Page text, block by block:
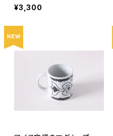
¥3,300